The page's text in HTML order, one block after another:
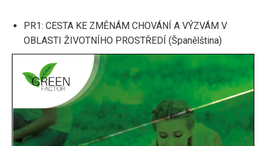
PR1: CESTA KE ZMĚNÁM CHOVÁNÍ A VÝZVÁM V
OBLASTI ŽIVOTNÍHO PROSTŘEDÍ (Španělština)